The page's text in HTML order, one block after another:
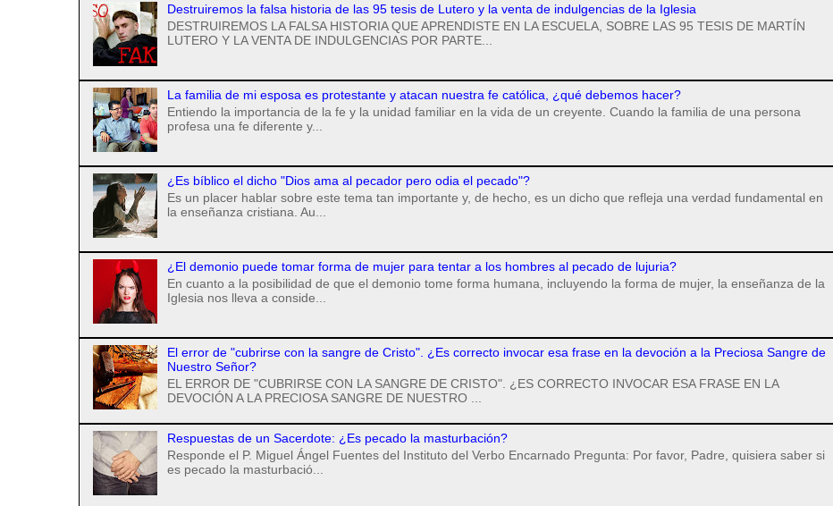
Destruiremos la falsa historia de las 95 tesis de Lutero y la venta de indulgencias de la Iglesia
DESTRUIREMOS LA FALSA HISTORIA QUE APRENDISTE EN LA ESCUELA, SOBRE LAS 95 TESIS DE MARTÍN
LUTERO Y LA VENTA DE INDULGENCIAS POR PARTE...
La familia de mi esposa es protestante y atacan nuestra fe católica, ¿qué debemos hacer?
Entiendo la importancia de la fe y la unidad familiar en la vida de un creyente. Cuando la familia de una persona
profesa una fe diferente y...
¿Es bíblico el dicho "Dios ama al pecador pero odia el pecado"?
Es un placer hablar sobre este tema tan importante y, de hecho, es un dicho que refleja una verdad fundamental en
la enseñanza cristiana. Au...
¿El demonio puede tomar forma de mujer para tentar a los hombres al pecado de lujuria?
En cuanto a la posibilidad de que el demonio tome forma humana, incluyendo la forma de mujer, la enseñanza de la
Iglesia nos lleva a conside...
El error de "cubrirse con la sangre de Cristo". ¿Es correcto invocar esa frase en la devoción a la Preciosa Sangre de
Nuestro Señor?
EL ERROR DE "CUBRIRSE CON LA SANGRE DE CRISTO". ¿ES CORRECTO INVOCAR ESA FRASE EN LA
DEVOCIÓN A LA PRECIOSA SANGRE DE NUESTRO ...
Respuestas de un Sacerdote: ¿Es pecado la masturbación?
Responde el P. Miguel Ángel Fuentes del Instituto del Verbo Encarnado Pregunta: Por favor, Padre, quisiera saber si
es pecado la masturbació...